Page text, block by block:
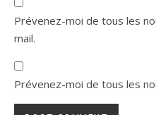
Prévenez-moi de tous les
mail.
Prévenez-moi de tous les